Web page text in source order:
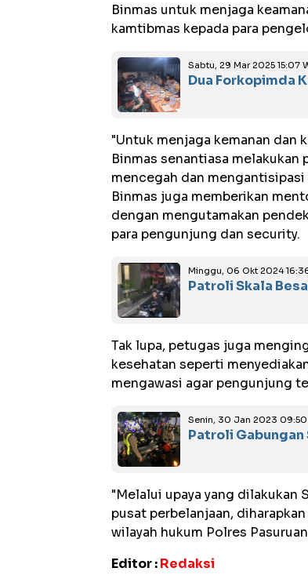
Binmas untuk menjaga
kamtibmas kepada para
Sabtu, 29 Mar 2025 15:07
Dua Forkopimda
"Untuk menjaga kemanan dan
Binmas senantiasa melakukan
mencegah dan
Binmas juga memberikan
dengan mengutamakan
para pengunjung dan security.
Minggu, 06 Okt 2024
Patroli Skala
Tak lupa, petugas juga
kesehatan seperti
mengawasi agar pengunjung
Senin, 30 Jan 2023 09:50
Patroli Gabungan
"Melalui upaya yang dilakukan
pusat perbelanjaan,
wilayah hukum Polres
Editor :Redaksi